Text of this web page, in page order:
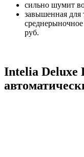
сильно шумит
завышенная для
среднерыночное
руб.
Intelia Deluxe